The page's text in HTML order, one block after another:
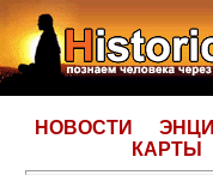
НОВОСТИ
КАРТЫ